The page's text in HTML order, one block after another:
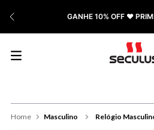
GANHE 10% OFF ❤️
Masculino
9º